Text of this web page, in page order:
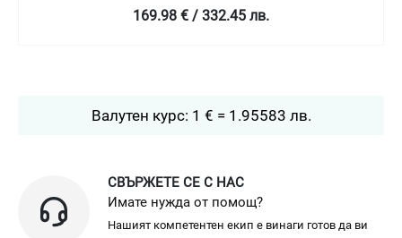
169.98 € / 332.45 лв.
Валутен курс: 1 € = 1.95583 лв.
СВЪРЖЕТЕ СЕ С НАС
Имате нужда от помощ?
Нашият компетентен екип е винаги готов да ви